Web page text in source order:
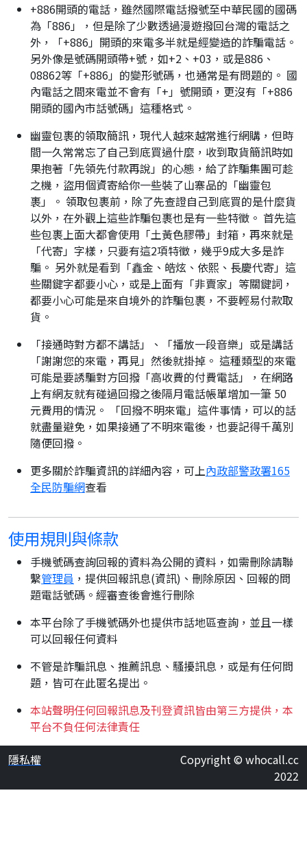
+886開頭的電話，雖然國際電話撥號至中華民國的國碼
為「886」，但是除了少數透過漫遊撥回台灣的電話之
外，「+886」開頭的來電多半就是經變造的詐騙電話。
另外像是號碼開頭帶+號，如+2、+03，或是886、
08862等「+886」的變形號碼，也通常是有問題的。 國
內電話之間來電並不會有「+」號開頭，更沒有「+886
開頭的國內市話號碼」這種格式。
幽靈包裹的領取簡訊，現代人越來越常進行網購，但時
間一久常常忘了自己到底買過什麼，收到取貨簡訊時如
果抱著「先領先付款再說」的心態，給了詐騙集團可趁
之機，盜用個資寄給你一些裝了山寨品的「幽靈包
裹」。 領取包裹前，除了先查證自己到底買的是什麼貨
以外，在外觀上這些詐騙包裹也是有一些特徵。 首先這
些包裹上面大都會使用「土黃色膠帶」封箱，再來就是
「代寄」字樣，只要有這2項特徵，幾乎9成大多是詐
騙。 另外就是看到「鑫金、皓炫、依熙、長慶代寄」這
些關鍵字都要小心，或是上面有「非賣家」等關鍵詞，
都要小心可能是來自境外的詐騙包裹，不要輕易付款取
貨。
「接通時對方都不講話」、「播放一段音樂」或是講話
「謝謝您的來電，再見」然後就掛掉。 這種類型的來電
可能是要誘騙對方回撥「高收費的付費電話」，在網路
上有網友就有碰過回撥之後隔月電話帳單增加一筆 50
元費用的情況。 「回撥不明來電」這件事情，可以的話
就盡量避免，如果接通了不明來電後，也要記得千萬別
隨便回撥。
更多關於詐騙資訊的詳細內容，可上內政部警政署165
全民防騙網查看
使用規則與條款
手機號碼查詢回報的資料為公開的資料，如需刪除請聯
繫管理員 ，提供回報訊息(資訊)、刪除原因、回報的問
題電話號碼。經審查後會進行刪除
本平台除了手機號碼外也提供市話地區查詢，並且一樣
可以回報任何資料
不管是詐騙訊息、推薦訊息、騷擾訊息，或是有任何問
題，皆可在此匿名提出。
本站聲明任何回報訊息及刊登資訊皆由第三方提供，本
平台不負任何法律責任
隱私權
Copyright © whocall.cc
2022